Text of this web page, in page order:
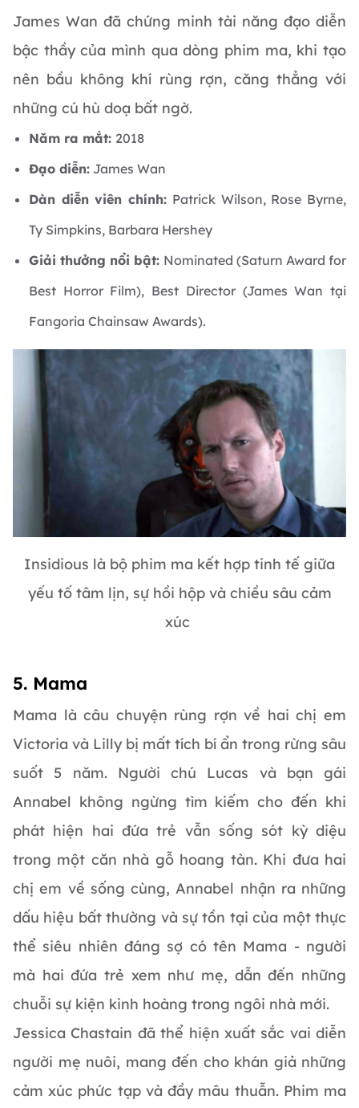
James Wan đã chứng minh tài năng đạo diễn
bậc thầy của mình qua dòng phim ma, khi tạo
nên bầu không khí rùng rợn, căng thẳng với
những cú hù doạ bất ngờ.
Năm ra mắt: 2018
Đạo diễn: James Wan
Dàn diễn viên chính: Patrick Wilson, Rose Byrne,
Ty Simpkins, Barbara Hershey
Giải thưởng nổi bật: Nominated (Saturn Award for
Best Horror Film), Best Director (James Wan tại
Fangoria Chainsaw Awards).
Insidious là bộ phim ma kết hợp tinh tế giữa
yếu tố tâm lịn, sự hồi hộp và chiều sâu cảm
xúc
5. Mama
Mama là câu chuyện rùng rợn về hai chị em
Victoria và Lilly bị mất tích bí ẩn trong rừng sâu
suốt 5 năm. Người chú Lucas và bạn gái
Annabel không ngừng tìm kiếm cho đến khi
phát hiện hai đứa trẻ vẫn sống sót kỳ diệu
trong một căn nhà gỗ hoang tàn. Khi đưa hai
chị em về sống cùng, Annabel nhận ra những
dấu hiệu bất thường và sự tồn tại của một thực
thể siêu nhiên đáng sợ có tên Mama - người
mà hai đứa trẻ xem như mẹ, dẫn đến những
chuỗi sự kiện kinh hoàng trong ngôi nhà mới.
Jessica Chastain đã thể hiện xuất sắc vai diễn
người mẹ nuôi, mang đến cho khán giả những
cảm xúc phức tạp và đầy mâu thuẫn. Phim ma